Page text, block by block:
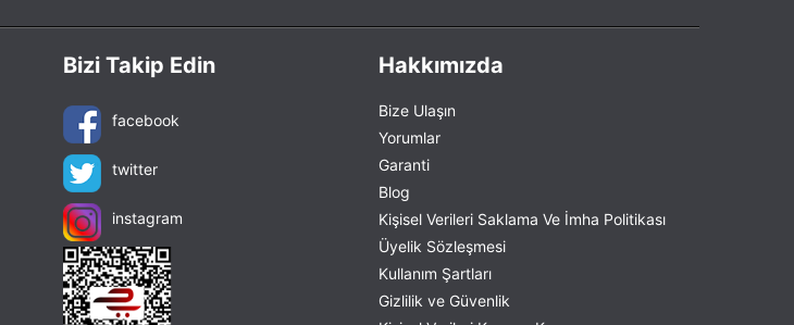
Bizi Takip Edin
facebook
twitter
instagram
Hakkımızda
Bize Ulaşın
Yorumlar
Garanti
Blog
Kişisel Verileri Saklama Ve İmha Politikası
Üyelik Sözleşmesi
Kullanım Şartları
Gizlilik ve Güvenlik